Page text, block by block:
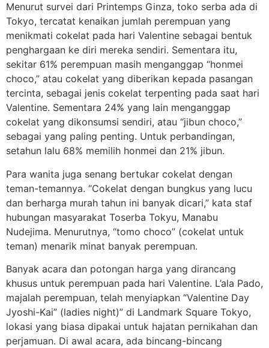
Menurut survei dari Printemps Ginza, toko serba ada di
Tokyo, tercatat kenaikan jumlah perempuan yang
menikmati cokelat pada hari Valentine sebagai bentuk
penghargaan ke diri mereka sendiri. Sementara itu,
sekitar 61% perempuan masih menganggap “honmei
choco,” atau cokelat yang diberikan kepada pasangan
tercinta, sebagai jenis cokelat terpenting pada saat hari
Valentine. Sementara 24% yang lain menganggap
cokelat yang dikonsumsi sendiri, atau “jibun choco,”
sebagai yang paling penting. Untuk perbandingan,
setahun lalu 68% memilih honmei dan 21% jibun.
Para wanita juga senang bertukar cokelat dengan
teman-temannya. “Cokelat dengan bungkus yang lucu
dan berharga murah tahun ini banyak dicari,” kata staf
hubungan masyarakat Toserba Tokyu, Manabu
Nudejima. Menurutnya, “tomo choco” (cokelat untuk
teman) menarik minat banyak perempuan.
Banyak acara dan potongan harga yang dirancang
khusus untuk perempuan pada hari Valentine. L’ala Pado,
majalah perempuan, telah menyiapkan “Valentine Day
Jyoshi-Kai” (ladies night)” di Landmark Square Tokyo,
lokasi yang biasa dipakai untuk hajatan pernikahan dan
perjamuan. Di awal acara, ada bincang-bincang